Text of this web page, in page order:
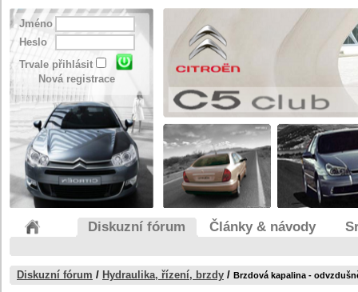
Jméno
Heslo
Trvale přihlásit
Nová registrace
Diskuzní fórum Články & návody
Diskuzní fórum / Hydraulika, řízení, brzdy / Brzdová kapalina -